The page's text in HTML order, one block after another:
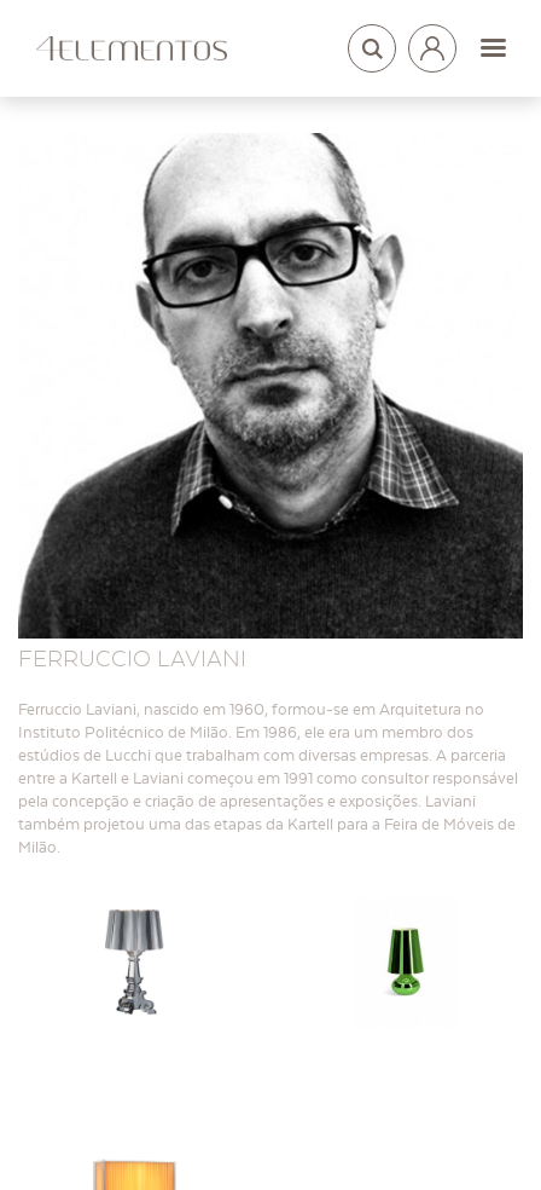
FERRUCCIO LAVIANI
Ferruccio Laviani, nascido em 1960, formou-se em Arquitetura no
Instituto Politécnico de Milão. Em 1986, ele era um membro dos
estúdios de Lucchi que trabalham com diversas empresas. A parceria
entre a Kartell e Laviani começou em 1991 como consultor responsável
pela concepção e criação de apresentações e exposições. Laviani
também projetou uma das etapas da Kartell para a Feira de Móveis de
Milão.
LOGIN
ARQUITETOS